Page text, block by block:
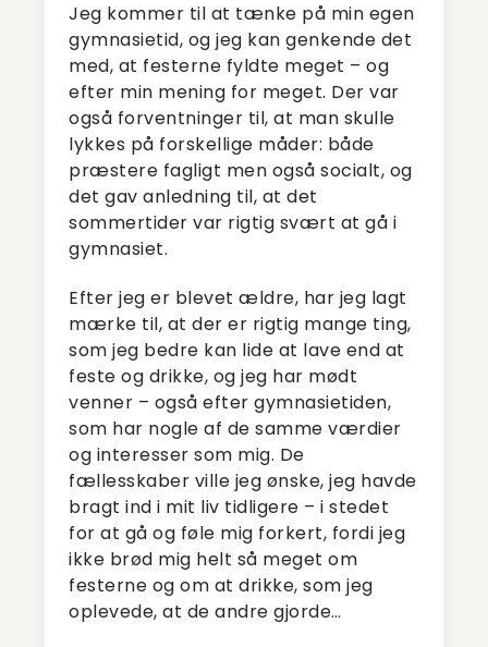
Jeg kommer til at tænke på min egen
gymnasietid, og jeg kan genkende det
med, at festerne fyldte meget – og
efter min mening for meget. Der var
også forventninger til, at man skulle
lykkes på forskellige måder: både
præstere fagligt men også socialt, og
det gav anledning til, at det
sommertider var rigtig svært at gå i
gymnasiet.
Efter jeg er blevet ældre, har jeg lagt
mærke til, at der er rigtig mange ting,
som jeg bedre kan lide at lave end at
feste og drikke, og jeg har mødt
venner – også efter gymnasietiden,
som har nogle af de samme værdier
og interesser som mig. De
fællesskaber ville jeg ønske, jeg havde
bragt ind i mit liv tidligere – i stedet
for at gå og føle mig forkert, fordi jeg
ikke brød mig helt så meget om
festerne og om at drikke, som jeg
oplevede, at de andre gjorde…